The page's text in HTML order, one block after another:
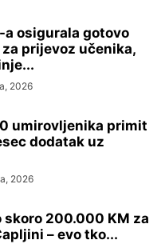
a osigurala gotovo
prijevoz učenika,
2026
umirovljenika primit
dodatak uz
2026
skoro 200.000 KM za
– evo tko...